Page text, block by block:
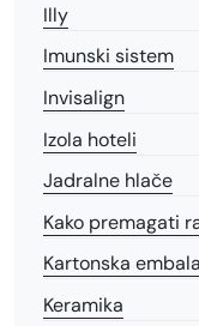
Illy
Imunski sistem
Invisalign
Izola hoteli
Jadralne hlače
Kako premagati
Kartonska
Keramika